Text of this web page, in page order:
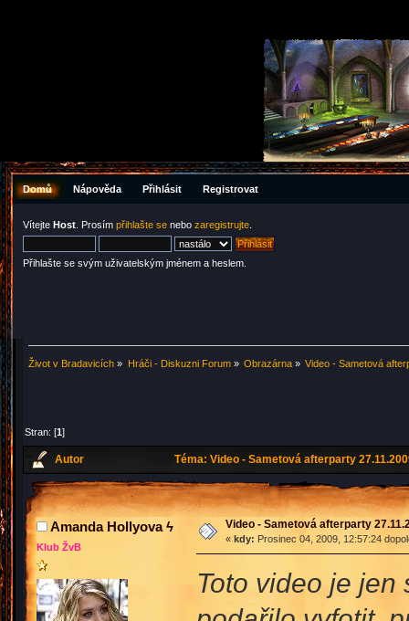
Domů Nápověda Přihlásit Registrovat
Vítejte Host . Prosím přihlašte se nebo zaregistrujte
Přihlašte se svým uživatelským jménem a heslem.
Život v Bradavicích » Hráči - Diskuzni Forum» Obrazárna» Video - Sametová
Stran: [1]
Autor Téma: Video - Sametová afterparty
Amanda Hollyova ϟ
Klub ŽvB
Video - Sametová afterparty
« kdy: Prosinec 04, 2009, 12:57:24
Toto video je